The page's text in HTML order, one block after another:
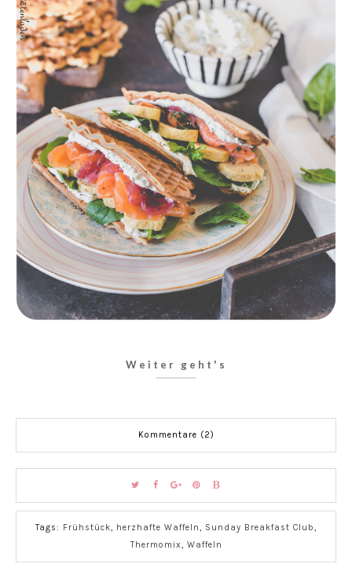
Weiter geht's
Kommentare (2)
Tags: Frühstück, herzhafte Waffeln, Sunday Breakfast Club,
Thermomix, Waffeln